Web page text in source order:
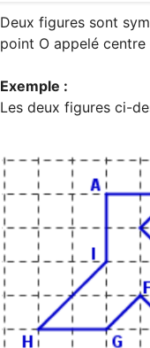
Deux figures sont
point O appelé centre
Exemple :
Les deux figures ci-